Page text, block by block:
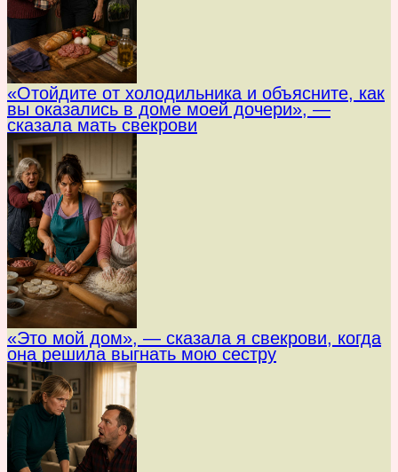
«Отойдите от холодильника и объясните, как
вы оказались в доме моей дочери», —
сказала мать свекрови
«Это мой дом», — сказала я свекрови, когда
она решила выгнать мою сестру